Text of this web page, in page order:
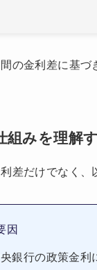
の金利差に基づ
組みを理解
差だけでなく
因
銀行の政策金利